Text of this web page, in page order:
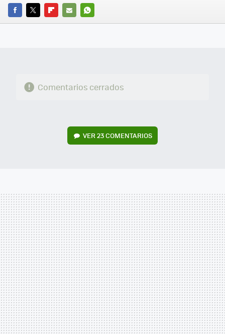
FACEBOOK
TWITTERFLIPBOARD
E-
WHATSAPP
Comentarios cerrados
VER23 COMENTARIOS